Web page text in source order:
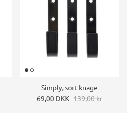
Simply, sort knage
69,00 DKK 139,00 kr